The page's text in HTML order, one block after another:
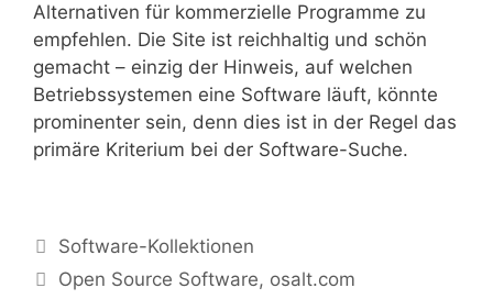
Alternativen für kommerzielle Programme zu
empfehlen. Die Site ist reichhaltig und schön
gemacht – einzig der Hinweis, auf welchen
Betriebssystemen eine Software läuft, könnte
prominenter sein, denn dies ist in der Regel das
primäre Kriterium bei der Software-Suche.
Kategorien
Software-Kollektionen
Tags
Open Source Software, osalt.com